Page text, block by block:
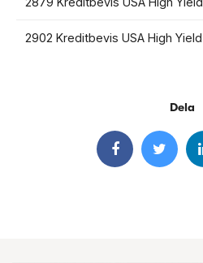
2902 Kreditbevis USA High Yield
Dela